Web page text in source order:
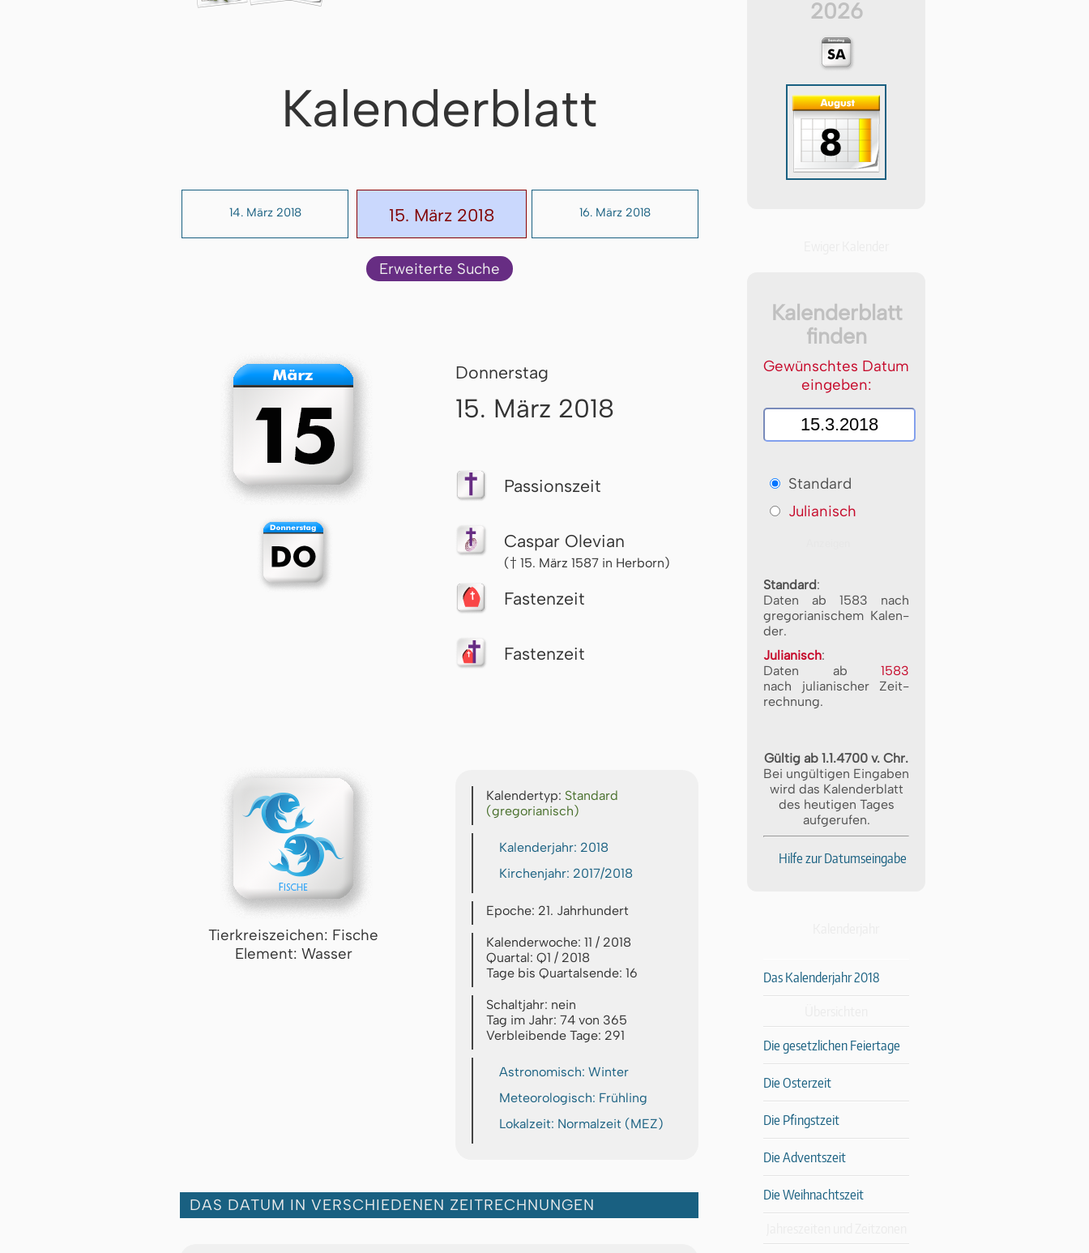
Kalenderblatt
14. März 2018 15. März 2018 16. März 2018
Erweiterte Suche
Donnerstag
15. März 2018
Passionszeit
Caspar Olevian
(† 15. März 1587 in Herborn)
Fastenzeit
Fastenzeit
Tierkreiszeichen: Fische
Element: Wasser
Kalendertyp: Standard
(gregorianisch)
Kalenderjahr: 2018
Kirchenjahr: 2017/2018
Epoche: 21. Jahrhundert
Kalenderwoche: 11 / 2018
Quartal: Q1 / 2018
Tage bis Quartalsende: 16
Schaltjahr: nein
Tag im Jahr: 74 von 365
Verbleibende Tage: 291
Astronomisch: Winter
Meteorologisch: Frühling
Lokalzeit: Normalzeit (MEZ)
DAS DATUM IN VERSCHIEDENEN ZEITRECHNUNGEN
2026
Kalenderblatt
finden
Gewünschtes Datum
eingeben:
Standard
Julianisch
Standard:
Daten ab 1583 nach
gre­go­ri­a­ni­schem Ka­len­
der.
Julianisch:
Daten ab 1583
nach ju­li­a­ni­scher Zeit­
rech­nung.
Gültig ab 1.1.4700 v. Chr.
Bei ungültigen Eingaben
wird das Kalenderblatt
des heutigen Tages
aufgerufen.
Hilfe zur Datumseingabe
Das Kalenderjahr 2018
Die gesetzlichen Feiertage
Die Osterzeit
Die Pfingstzeit
Die Adventszeit
Die Weihnachtszeit